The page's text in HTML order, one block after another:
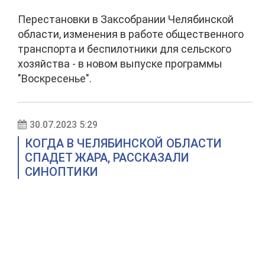
Перестановки в Заксобрании Челябинской
области, изменения в работе общественного
транспорта и беспилотники для сельского
хозяйства - в новом выпуске программы
"Воскресенье".
30.07.2023 5:29
КОГДА В ЧЕЛЯБИНСКОЙ ОБЛАСТИ
СПАДЕТ ЖАРА, РАССКАЗАЛИ
СИНОПТИКИ